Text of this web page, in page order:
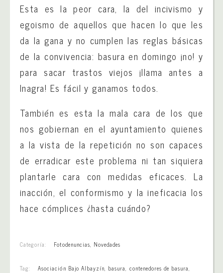
Esta es la peor cara, la del incivismo y
egoismo de aquellos que hacen lo que les
da la gana y no cumplen las reglas básicas
de la convivencia: basura en domingo ¡no! y
para sacar trastos viejos ¡llama antes a
Inagra! Es fácil y ganamos todos.
También es esta la mala cara de los que
nos gobiernan en el ayuntamiento quienes
a la vista de la repetición no son capaces
de erradicar este problema ni tan siquiera
plantarle cara con medidas eficaces. La
inacción, el conformismo y la ineficacia los
hace cómplices ¿hasta cuándo?
Categoría: Fotodenuncias, Novedades
Tag: Asociación Bajo Albayzín, basura, contenedores de basura,